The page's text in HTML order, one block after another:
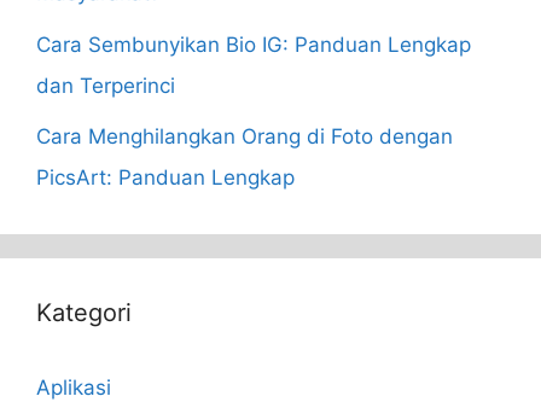
Cara Sembunyikan Bio IG: Panduan Lengkap
dan Terperinci
Cara Menghilangkan Orang di Foto dengan
PicsArt: Panduan Lengkap
Kategori
Aplikasi